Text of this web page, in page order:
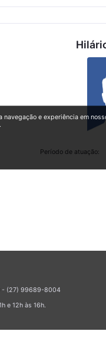
e experiência em
Período de atuação:
- (27) 99689-8004
e 12h às 16h.